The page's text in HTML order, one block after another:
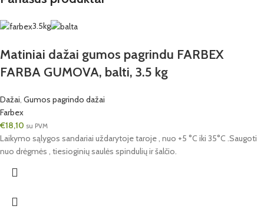
3.5kg
Matiniai dažai gumos pagrindu FARBEX
FARBA GUMOVA, balti, 3.5 kg
Dažai, Gumos pagrindo dažai
Farbex
€18,10 su PVM
Laikymo sąlygos sandariai uždarytoje taroje , nuo +5 °C iki 35°C .Saugoti
nuo drėgmės , tiesioginių saulės spindulių ir šalčio.